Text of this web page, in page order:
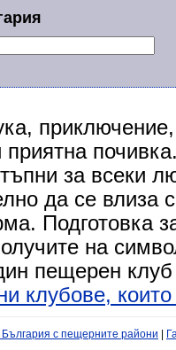
приятна
за всеки
да се влиза
Подготовка
на
пещерен
клубове,
България с пещерните райони